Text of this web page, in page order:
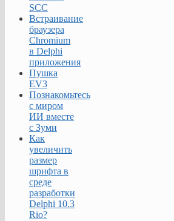
SCC
Встраивание
браузера
Chromium
в Delphi
приложения
Пушка
EV3
Познакомьтесь
с миром
ИИ вместе
с Зуми
Как
увеличить
размер
шрифта в
среде
разработки
Delphi 10.3
Rio?